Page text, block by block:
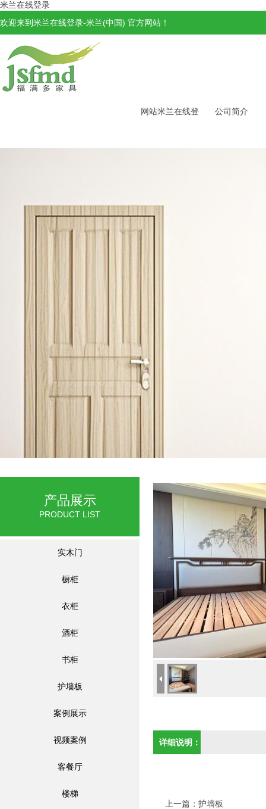
米兰在线登录
欢迎来到米兰在线登录-米兰(中国) 官方网站！
网站米兰在线登 公司简介
产品展示
PRODUCT LIST
实木门
橱柜
衣柜
酒柜
书柜
护墙板
案例展示
视频案例
客餐厅
楼梯
详细说明：
上一篇： 护墙板